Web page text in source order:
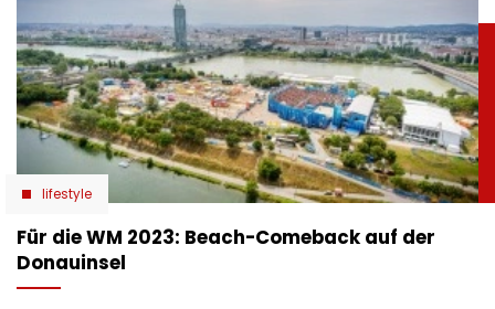
lifestyle
Für die WM 2023: Beach-Comeback auf der
Donauinsel